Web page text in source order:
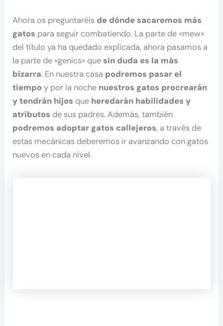
Ahora os preguntaréis de dónde sacaremos más
gatos para seguir combatiendo. La parte de «mew»
del título ya ha quedado explicada, ahora pasamos a
la parte de «genics» quesin duda es la más
bizarra. En nuestra casa podremos pasar el
tiempoy por la noche nuestros gatos procrearán
y tendrán hijos que heredarán habilidades y
atributos de sus padres. Además, también
podremos adoptar gatos callejeros, a través de
estas mecánicas deberemos ir avanzando con gatos
nuevos en cada nivel.